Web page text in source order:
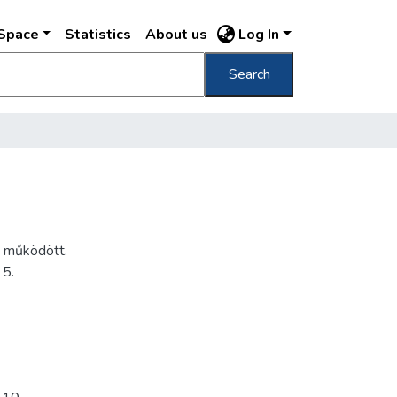
Statistics About us Log In
Search
működött.